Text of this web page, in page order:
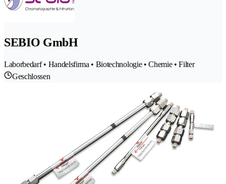
SEBIO GmbH
Laborbedarf • Handelsfirma • Biotechnologie • Chemie • Filter
Geschlossen